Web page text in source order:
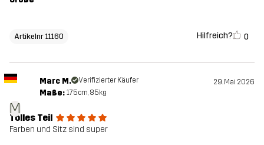
Artikelnr 11160 Hilfreich? 0
M
Marc M. Verifizierter Käufer 29. Mai 2026
Maße: 175cm, 85kg
Tolles Teil
Farben und Sitz sind super